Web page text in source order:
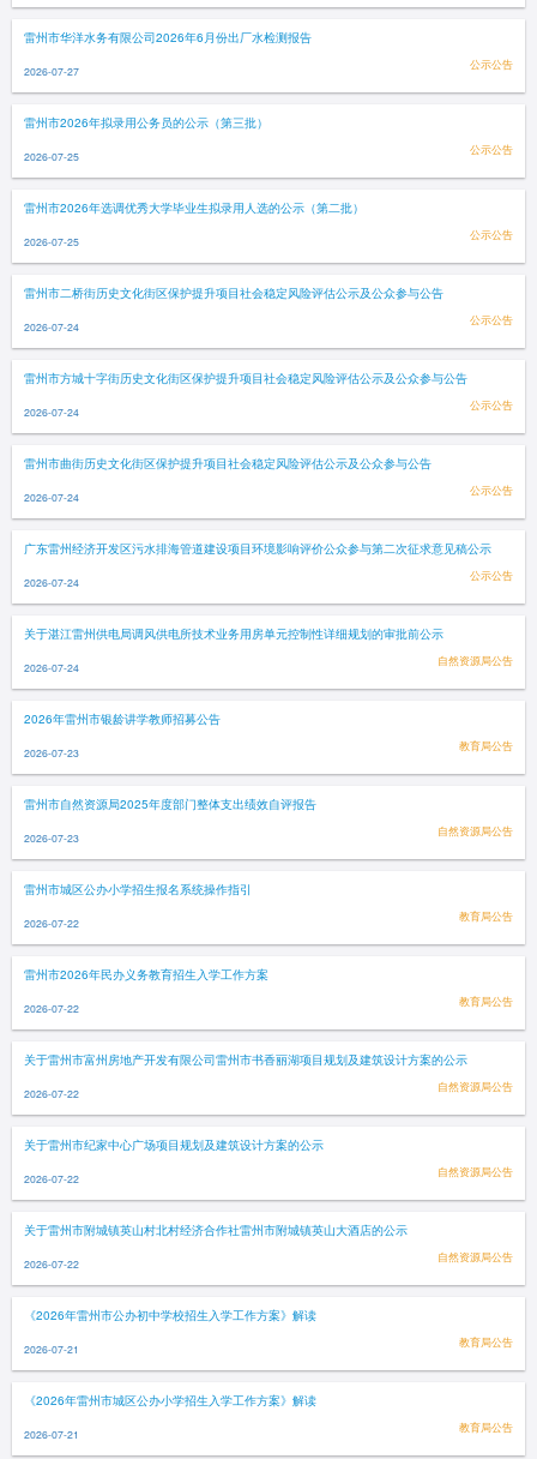
雷州市华洋水务有限公司2026年6月份出厂水检测报告
2026-07-27 公示公告
雷州市2026年拟录用公务员的公示（第三批）
2026-07-25 公示公告
雷州市2026年选调优秀大学毕业生拟录用人选的公示（第二批）
2026-07-25 公示公告
雷州市二桥街历史文化街区保护提升项目社会稳定风险评估公示及公众参与公告
2026-07-24 公示公告
雷州市方城十字街历史文化街区保护提升项目社会稳定风险评估公示及公众参与公告
2026-07-24 公示公告
雷州市曲街历史文化街区保护提升项目社会稳定风险评估公示及公众参与公告
2026-07-24 公示公告
广东雷州经济开发区污水排海管道建设项目环境影响评价公众参与第二次征求意见稿公示
2026-07-24 公示公告
关于湛江雷州供电局调风供电所技术业务用房单元控制性详细规划的审批前公示
2026-07-24 自然资源局公告
2026年雷州市银龄讲学教师招募公告
2026-07-23 教育局公告
雷州市自然资源局2025年度部门整体支出绩效自评报告
2026-07-23 自然资源局公告
雷州市城区公办小学招生报名系统操作指引
2026-07-22 教育局公告
雷州市2026年民办义务教育招生入学工作方案
2026-07-22 教育局公告
关于雷州市富州房地产开发有限公司雷州市书香丽湖项目规划及建筑设计方案的公示
2026-07-22 自然资源局公告
关于雷州市纪家中心广场项目规划及建筑设计方案的公示
2026-07-22 自然资源局公告
关于雷州市附城镇英山村北村经济合作社雷州市附城镇英山大酒店的公示
2026-07-22 自然资源局公告
《2026年雷州市公办初中学校招生入学工作方案》解读
2026-07-21 教育局公告
《2026年雷州市城区公办小学招生入学工作方案》解读
2026-07-21 教育局公告